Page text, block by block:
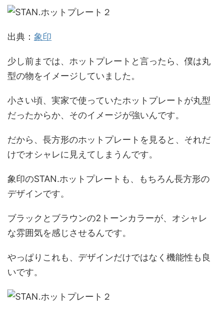
出典： 象印
少し前までは、ホットプレートと言ったら、僕は丸
型の物をイメージしていました。
小さい頃、実家で使っていたホットプレートが丸型
だったからか、そのイメージが強いんです。
だから、長方形のホットプレートを見ると、それだ
けでオシャレに見えてしまうんです。
象印のSTAN.ホットプレートも、もちろん長方形の
デザインです。
ブラックとブラウンの2トーンカラーが、オシャレ
な雰囲気を感じさせるんです。
やっぱりこれも、デザインだけではなく機能性も良
いです。